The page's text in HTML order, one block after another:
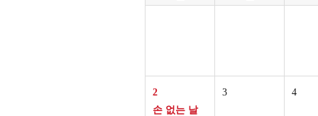
2
손 없는 날
3 4